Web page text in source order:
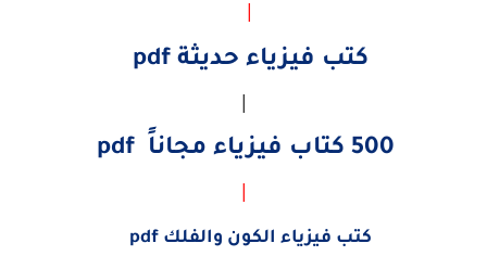
|
كتب فيزياء حديثة pdf
|
500 كتاب فيزياء مجاناً pdf
|
كتب فيزياء الكون والفلك pdf